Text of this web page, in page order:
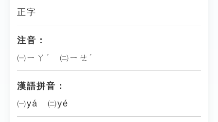
正字
注音：
㈠ㄧㄚˊ ㈡ㄧㄝˊ
漢語拼音：
㈠yá ㈡yé